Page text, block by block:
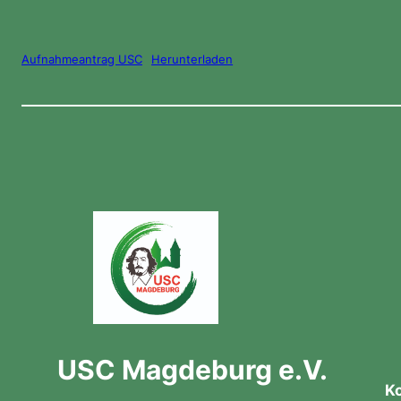
Aufnahmeantrag USC Herunterladen
USC Magdeburg e.V.